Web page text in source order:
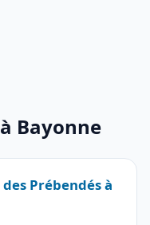
Bayonne
Prébendés à